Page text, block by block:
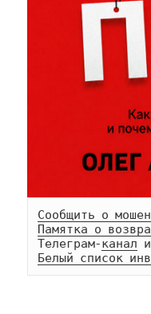
Сообщить о
Памятка о
Телеграм-канал и
Белый список